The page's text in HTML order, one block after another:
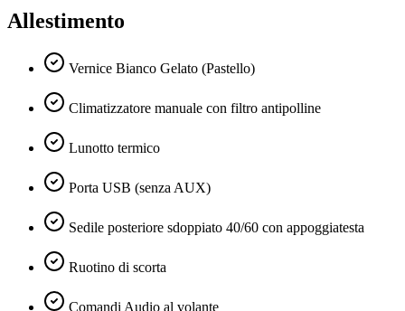
Allestimento
Vernice Bianco Gelato (Pastello)
Climatizzatore manuale con filtro antipolline
Lunotto termico
Porta USB (senza AUX)
Sedile posteriore sdoppiato 40/60 con appoggiatesta
Ruotino di scorta
Comandi Audio al volante